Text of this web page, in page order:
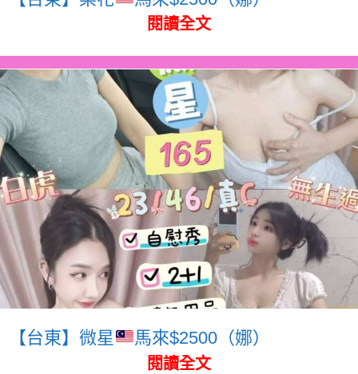
閱讀全文
【台東】微星 馬來$2500（娜）
閱讀全文